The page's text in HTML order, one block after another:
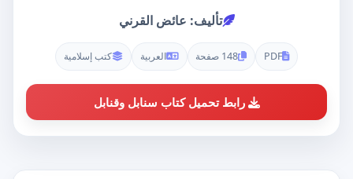
تأليف: عائض القرني
PDF 148 صفحة العربية كتب إسلامية
رابط تحميل كتاب سنابل وقنابل